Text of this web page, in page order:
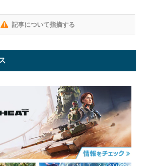
記事について指摘する